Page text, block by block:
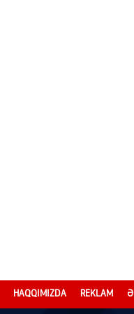
HAQQIMIZDA REKLAM